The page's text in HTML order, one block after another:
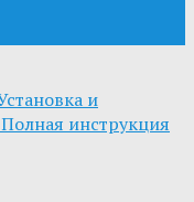
и
Полная инструкция